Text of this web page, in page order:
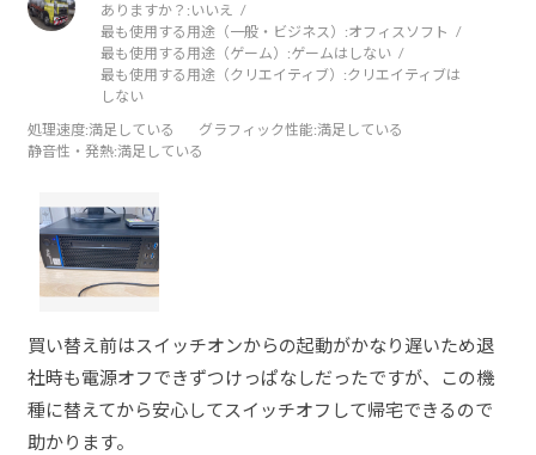
ありますか？: いいえ
最も使用する用途（一般・ビジネス）:オフィスソフト
最も使用する用途（ゲーム）:ゲームはしない
最も使用する用途（クリエイティブ）:クリエイティブは
しない
処理速度:満足している グラフィック性能:満足している
静音性・発熱:満足している
買い替え前はスイッチオンからの起動がかなり遅いため退
社時も電源オフできずつけっぱなしだったですが、この機
種に替えてから安心してスイッチオフして帰宅できるので
助かります。